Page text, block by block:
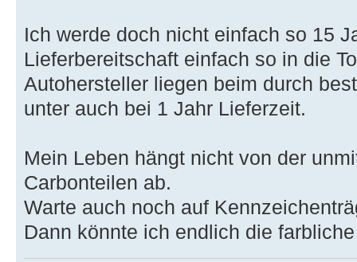
Ich werde doch nicht einfach so 15
Lieferbereitschaft einfach so in die
Autohersteller liegen beim durch
unter auch bei 1 Jahr Lieferzeit.
Mein Leben hängt nicht von der
Carbonteilen ab.
Warte auch noch auf
Dann könnte ich endlich die